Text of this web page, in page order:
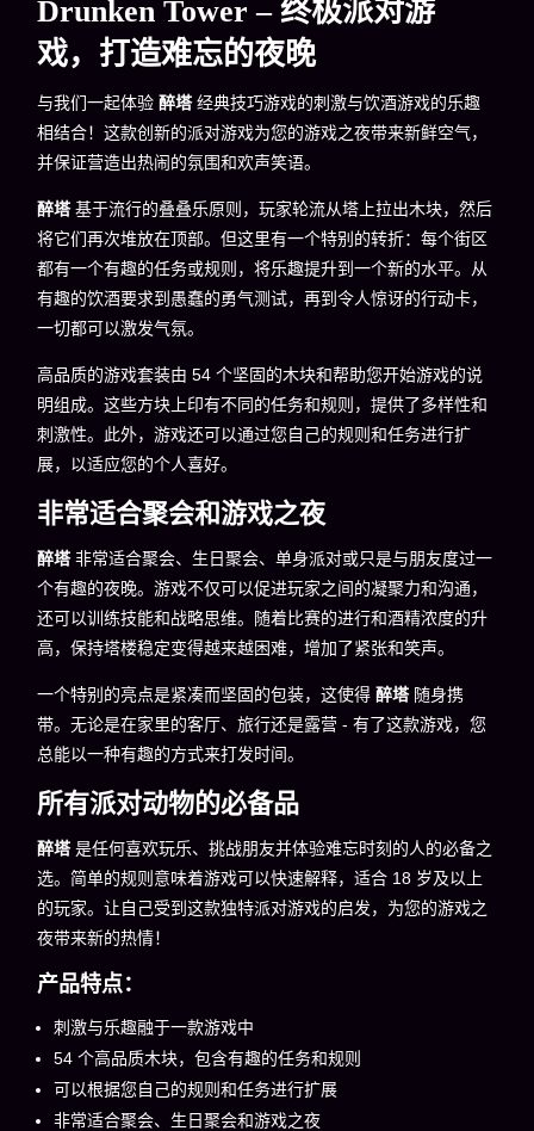
Drunken Tower – 终极派对游
戏，打造难忘的夜晚
与我们一起体验醉塔经典技巧游戏的刺激与饮酒游戏的乐趣
相结合！这款创新的派对游戏为您的游戏之夜带来新鲜空气，
并保证营造出热闹的氛围和欢声笑语。
醉塔基于流行的叠叠乐原则，玩家轮流从塔上拉出木块，然后
将它们再次堆放在顶部。但这里有一个特别的转折：每个街区
都有一个有趣的任务或规则，将乐趣提升到一个新的水平。从
有趣的饮酒要求到愚蠢的勇气测试，再到令人惊讶的行动卡，
一切都可以激发气氛。
高品质的游戏套装由 54 个坚固的木块和帮助您开始游戏的说
明组成。这些方块上印有不同的任务和规则，提供了多样性和
刺激性。此外，游戏还可以通过您自己的规则和任务进行扩
展，以适应您的个人喜好。
非常适合聚会和游戏之夜
醉塔非常适合聚会、生日聚会、单身派对或只是与朋友度过一
个有趣的夜晚。游戏不仅可以促进玩家之间的凝聚力和沟通，
还可以训练技能和战略思维。随着比赛的进行和酒精浓度的升
高，保持塔楼稳定变得越来越困难，增加了紧张和笑声。
一个特别的亮点是紧凑而坚固的包装，这使得醉塔随身携
带。无论是在家里的客厅、旅行还是露营 - 有了这款游戏，您
总能以一种有趣的方式来打发时间。
所有派对动物的必备品
醉塔是任何喜欢玩乐、挑战朋友并体验难忘时刻的人的必备之
选。简单的规则意味着游戏可以快速解释，适合 18 岁及以上
的玩家。让自己受到这款独特派对游戏的启发，为您的游戏之
夜带来新的热情！
产品特点：
刺激与乐趣融于一款游戏中
54 个高品质木块，包含有趣的任务和规则
可以根据您自己的规则和任务进行扩展
非常适合聚会、生日聚会和游戏之夜